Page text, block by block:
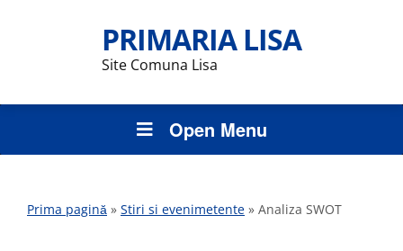
PRIMARIA LISA
Site Comuna Lisa
Open Menu
Prima pagină » Stiri si evenimetente » Analiza SWOT